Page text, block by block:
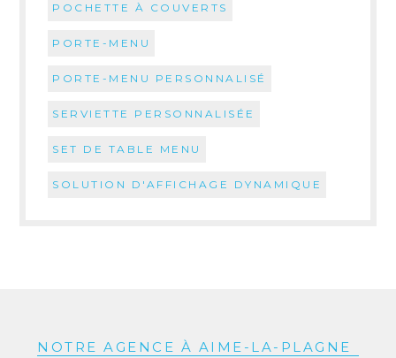
POCHETTE À COUVERTS
PORTE-MENU
PORTE-MENU PERSONNALISÉ
SERVIETTE PERSONNALISÉE
SET DE TABLE MENU
SOLUTION D'AFFICHAGE DYNAMIQUE
NOTRE AGENCE À AIME-LA-PLAGNE